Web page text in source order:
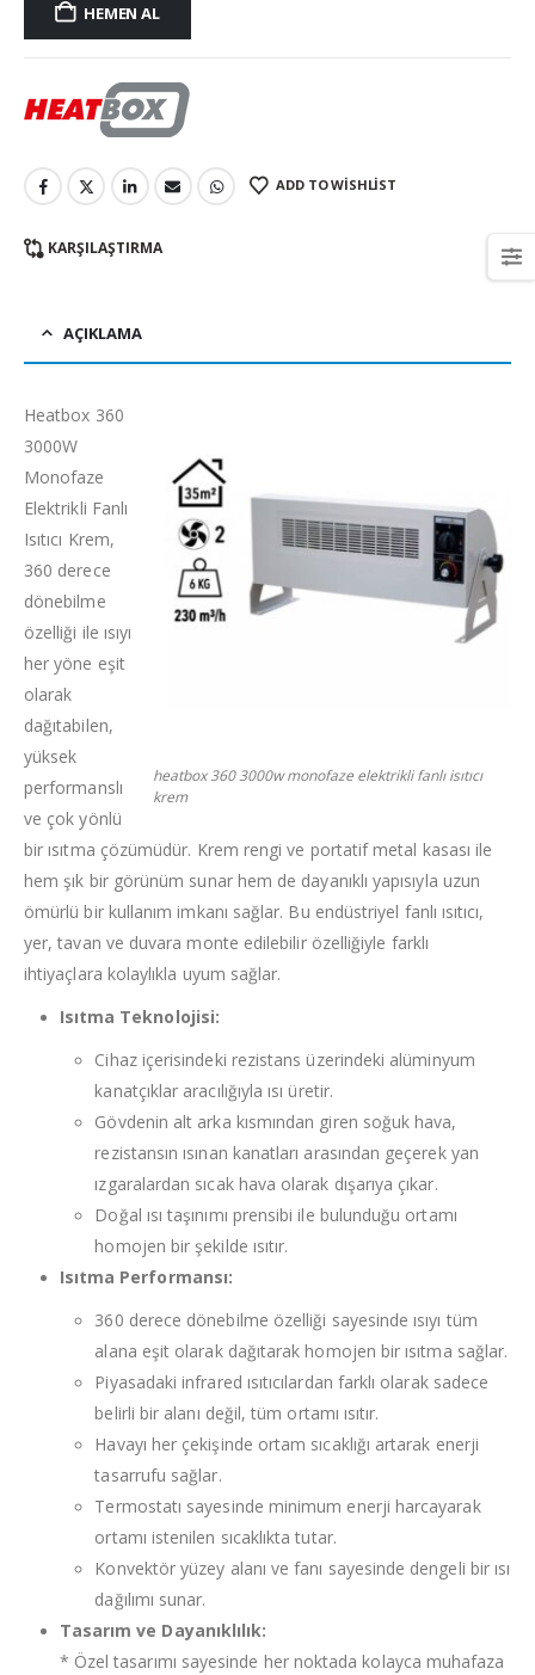
HEMEN AL
ADD TO WISHLIST
KARŞILAŞTIRMA
AÇIKLAMA
heatbox 360 3000w monofaze elektrikli fanlı isıtıcı
krem
Heatbox 360
3000W
Monofaze
Elektrikli Fanlı
Isıtıcı Krem,
360 derece
dönebilme
özelliği ile ısıyı
her yöne eşit
olarak
dağıtabilen,
yüksek
performanslı
ve çok yönlü
bir ısıtma çözümüdür. Krem rengi ve portatif metal kasası ile
hem şık bir görünüm sunar hem de dayanıklı yapısıyla uzun
ömürlü bir kullanım imkanı sağlar. Bu endüstriyel fanlı ısıtıcı,
yer, tavan ve duvara monte edilebilir özelliğiyle farklı
ihtiyaçlara kolaylıkla uyum sağlar.
Isıtma Teknolojisi:
Cihaz içerisindeki rezistans üzerindeki alüminyum
kanatçıklar aracılığıyla ısı üretir.
Gövdenin alt arka kısmından giren soğuk hava,
rezistansın ısınan kanatları arasından geçerek yan
ızgaralardan sıcak hava olarak dışarıya çıkar.
Doğal ısı taşınımı prensibi ile bulunduğu ortamı
homojen bir şekilde ısıtır.
Isıtma Performansı:
360 derece dönebilme özelliği sayesinde ısıyı tüm
alana eşit olarak dağıtarak homojen bir ısıtma sağlar.
Piyasadaki infrared ısıtıcılardan farklı olarak sadece
belirli bir alanı değil, tüm ortamı ısıtır.
Havayı her çekişinde ortam sıcaklığı artarak enerji
tasarrufu sağlar.
Termostatı sayesinde minimum enerji harcayarak
ortamı istenilen sıcaklıkta tutar.
Konvektör yüzey alanı ve fanı sayesinde dengeli bir ısı
dağılımı sunar.
Tasarım ve Dayanıklılık:
* Özel tasarımı sayesinde her noktada kolayca muhafaza